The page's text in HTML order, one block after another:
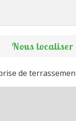
Nous localiser
de